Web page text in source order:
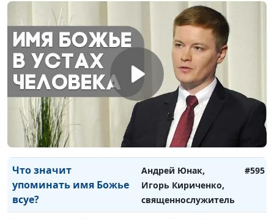
священнослужитель
Как поставить и
достичь цели жизни
Игорь Кириченко,
Василий Половинко,
психолог-
консультант,
священнослужитель
Какая работа подходит
христианину?
Андрей Юнак, Игорь
Кириченко,
священнослужитель
Что значит
упоминать имя Божье
всуе?
Андрей Юнак,
Игорь Кириченко,
священнослужитель
#595